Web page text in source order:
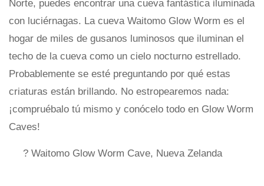
Norte, puedes encontrar una cueva fantástica iluminada
con luciérnagas. La cueva Waitomo Glow Worm es el
hogar de miles de gusanos luminosos que iluminan el
techo de la cueva como un cielo nocturno estrellado.
Probablemente se esté preguntando por qué estas
criaturas están brillando. No estropearemos nada:
¡compruébalo tú mismo y conócelo todo en Glow Worm
Caves!
? Waitomo Glow Worm Cave, Nueva Zelanda